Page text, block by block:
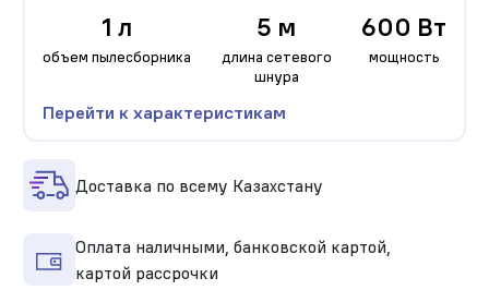
1 л
объем пылесборника
5 м
длина сетевого
шнура
600 Вт
мощность
Перейти к характеристикам
Доставка по всему Казахстану
Оплата наличными, банковской картой,
картой рассрочки